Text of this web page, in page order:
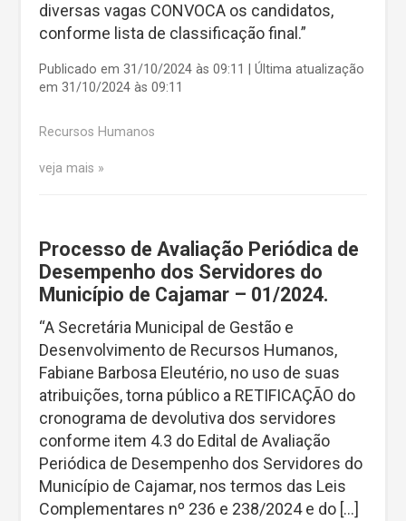
diversas vagas CONVOCA os candidatos,
conforme lista de classificação final.”
Publicado em 31/10/2024 às 09:11 | Última atualização
em 31/10/2024 às 09:11
Recursos Humanos
veja mais
Processo de Avaliação Periódica de
Desempenho dos Servidores do
Município de Cajamar – 01/2024.
“A Secretária Municipal de Gestão e
Desenvolvimento de Recursos Humanos,
Fabiane Barbosa Eleutério, no uso de suas
atribuições, torna público a RETIFICAÇÃO do
cronograma de devolutiva dos servidores
conforme item 4.3 do Edital de Avaliação
Periódica de Desempenho dos Servidores do
Município de Cajamar, nos termos das Leis
Complementares nº 236 e 238/2024 e do […]